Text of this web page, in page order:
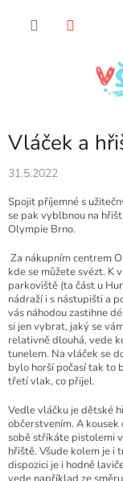
Vláček a
31.5.2022
Spojit příjemné s
se pak vyblbnou na
Olympie Brno.
Za nákupním centrem
kde se můžete svézt. K
parkoviště (ta část u
nádraží i s nástupišti a
vás náhodou zastihne
si jen vybrat, jaký se
relativně dlouhá, vede
tunelem. Na vláček se
bylo horší počasí tak to
třetí vlak, co přijel.
Vedle vláčku je dětské
občerstvením. A
sobě stříkáte pistolemi
hřiště. Všude kolem je i
dispozici je i hodně